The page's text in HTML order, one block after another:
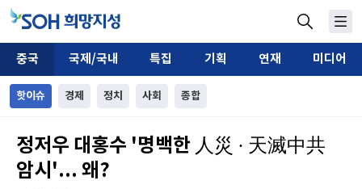
중국 국제/국내 특집 기획 연재 미디어
핫이슈 경제 정치 사회 종합
정저우 대홍수 '명백한 人災 · 天滅中共
암시'... 왜?